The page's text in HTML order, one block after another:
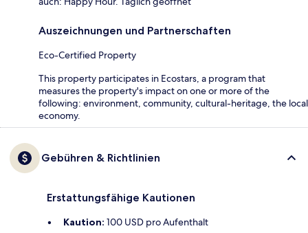
Auszeichnungen und Partnerschaften
Eco-Certified Property
This property participates in Ecostars, a program that
measures the property's impact on one or more of the
following: environment, community, cultural-heritage, the local
economy.
Gebühren & Richtlinien
Erstattungsfähige Kautionen
Kaution: 100 USD pro Aufenthalt